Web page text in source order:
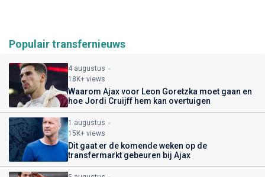
Populair transfernieuws
4 augustus
18K+ views
Waarom Ajax voor Leon Goretzka moet gaan en
hoe Jordi Cruijff hem kan overtuigen
1 augustus
15K+ views
Dit gaat er de komende weken op de
transfermarkt gebeuren bij Ajax